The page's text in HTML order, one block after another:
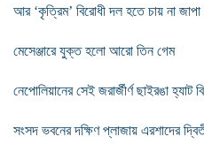
আর ‘কৃত্রিম’ বিরোধী দল হতে চায় না জাপা
মেসেঞ্জারে যুক্ত হলো আরো তিন গেম
নেপোলিয়ানের সেই জরার্জীর্ণ ছাইরঙা হ্যাট
সংসদ ভবনের দক্ষিণ প্লাজায় এরশাদের